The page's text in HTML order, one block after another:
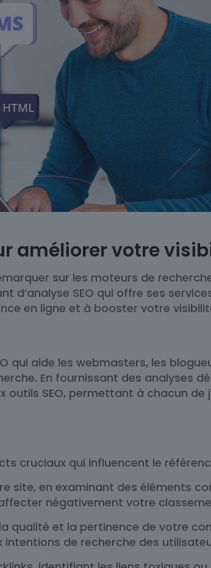
améliorer votre
sur les moteurs de
d’analyse SEO qui offre ses
en ligne et à booster votre
qui aide les webmasters, les
En fournissant des analyses
SEO, permettant à chacun
cruciaux qui influencent le
site, en examinant des éléments
négativement votre
qualité et la pertinence de votre
de recherche des